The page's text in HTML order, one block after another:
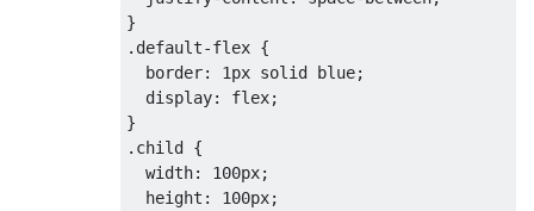
}
. default-flex {
border: 1px solid blue;
display: flex;
}
. child {
width: 100px;
height : 100px;